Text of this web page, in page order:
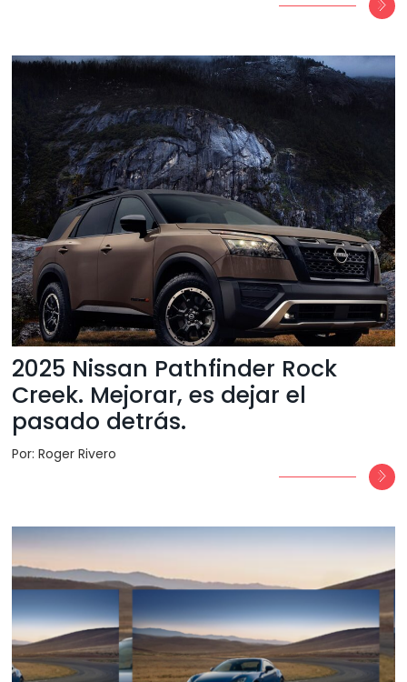
2025 Nissan Pathfinder Rock
Creek. Mejorar, es dejar el
pasado detrás.
Por: Roger Rivero